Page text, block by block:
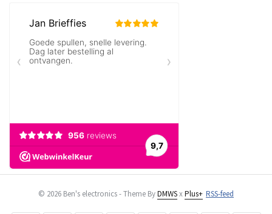
© 2026 Ben's electronics - Theme ByDMWSxPlus+ RSS-feed